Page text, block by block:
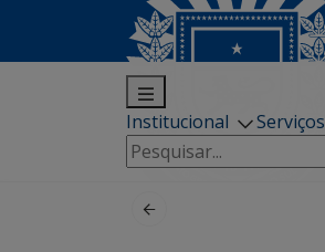
Institucional Serviços
Pesquisar
por: